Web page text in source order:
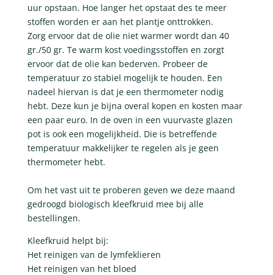
uur opstaan. Hoe langer het opstaat des te meer
stoffen worden er aan het plantje onttrokken.
Zorg ervoor dat de olie niet warmer wordt dan 40
gr./50 gr. Te warm kost voedingsstoffen en zorgt
ervoor dat de olie kan bederven. Probeer de
temperatuur zo stabiel mogelijk te houden. Een
nadeel hiervan is dat je een thermometer nodig
hebt. Deze kun je bijna overal kopen en kosten maar
een paar euro. In de oven in een vuurvaste glazen
pot is ook een mogelijkheid. Die is betreffende
temperatuur makkelijker te regelen als je geen
thermometer hebt.
Om het vast uit te proberen geven we deze maand
gedroogd biologisch kleefkruid mee bij alle
bestellingen.
Kleefkruid helpt bij:
Het reinigen van de lymfeklieren
Het reinigen van het bloed